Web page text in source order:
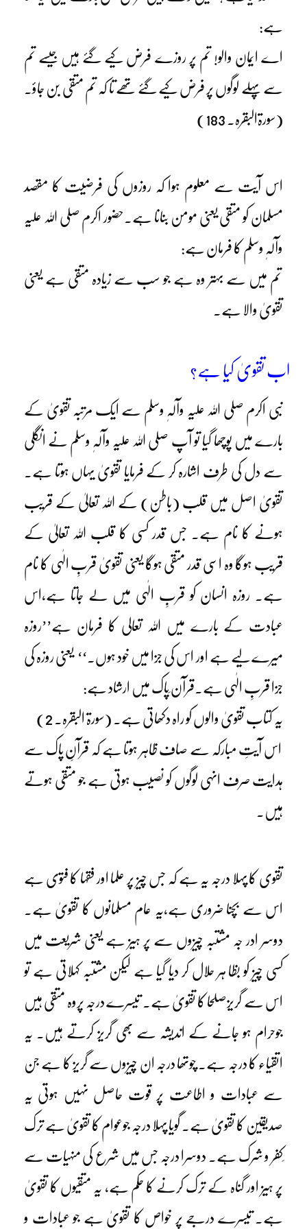
ہے:
اے ایمان والو! تم پر روزے فرض کیے گئے ہیں جیسے تم
سے پہلے لوگوں پر فرض کیے گئے تھے تا کہ تم متقی بن جاؤ۔
(سورۃالبقرہ۔ 183)
اس آیت سے معلوم ہوا کہ روزوں کی فرضیت کا مقصد
مسلمان کو متقی یعنی مومن بنانا ہے۔حضور اکرم صلی اللہ علیہ
وآلہٖ وسلم کا فرمان ہے:
تم میں سے بہتر وہ ہے جو سب سے زیادہ متقی ہے یعنی
تقویٰ والا ہے۔
اب تقویٰ کیا ہے؟
نبی اکرم صلی اللہ علیہ وآلہٖ وسلم سے ایک مرتبہ تقویٰ کے
بارے میں پوچھا گیا تو آپ صلی اللہ علیہ وآلہٖ وسلم نے انگلی
سے دل کی طرف اشارہ کر کے فرمایا تقویٰ یہاں ہوتا ہے۔
تقویٰ اصل میں قلب (باطن) کے اللہ تعالیٰ کے قریب
ہونے کا نام ہے۔ جس قدر کسی کا قلب اللہ تعالیٰ کے
قریب ہوگا وہ اسی قدر متقی ہوگا یعنی تقویٰ قربِ الٰہی کا نام
ہے۔ روزہ انسان کو قربِ الٰہی میں لے جاتا ہے،اس
عبادت کے بارے میں اللہ تعالی کا فرمان ہے’’روزہ
میرے لیے ہے اور اس کی جزا میں خود ہوں۔‘‘ یعنی روزہ کی
جزا قربِ الٰہی ہے۔قرآن ِپاک میں ارشاد ہے:
یہ کتاب تقویٰ والوں کو راہ دکھاتی ہے۔ (سورۃ البقرہ۔ 2)
اس آیتِ مبارکہ سے صاف ظاہر ہوتا ہے کہ قرآنِ پاک سے
ہدایت صرف انہی لوگوں کو نصیب ہوتی ہے جو متقی ہوتے
ہیں۔
تقوی کا پہلا درجہ یہ ہے کہ جس چیز پر علما اور فقہا کا فتوی ہے
اس سے بچنا ضروری ہے،یہ عام مسلمانوں کا تقویٰ ہے۔
دوسر ادر جہ مشتبہ چیزوں سے پر ہیز ہے یعنی شریعت میں
کسی چیز کو بظا ہر حلال کر دیا گیا ہے لیکن مشتبہ کہلاتی ہے تو
اس سے گریزصلحا کا تقویٰ ہے۔ تیسرے درجہ پروہ متقی ہیں
جوحرام ہو جانے کے اندیشہ سے بھی گریز کرتے ہیں۔ یہ
اتقیاء کا درجہ ہے۔ چوتھا درجہ ان چیزوں سے گریز کا ہے جن
سے عبادات و اطاعت پر قوت حاصل نہیں ہوتی یہ
صدیقین کا تقویٰ ہے۔ گویا پہلا درجہ جوعوام کا تقویٰ ہے ترک
ِکفر و شرک ہے۔ دوسرا درجہ جس میں شرع کی منہیات سے
پر ہیز اور گناہ کے ترک کرنے کا حکم ہے، یہ متقیوں کا تقویٰ
ہے۔ تیسرے درجے پر خواص کا تقویٰ ہے جو عبادات و